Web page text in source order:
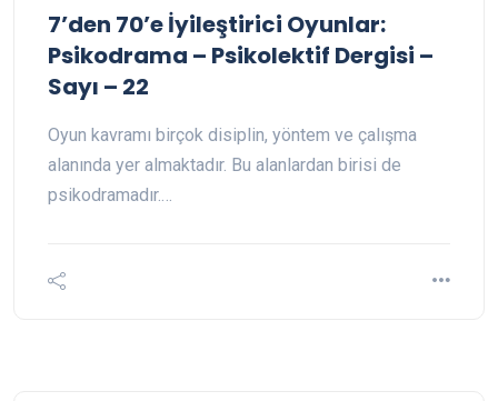
7’den 70’e İyileştirici Oyunlar:
Psikodrama – Psikolektif Dergisi –
Sayı – 22
Oyun kavramı birçok disiplin, yöntem ve çalışma
alanında yer almaktadır. Bu alanlardan birisi de
psikodramadır.…